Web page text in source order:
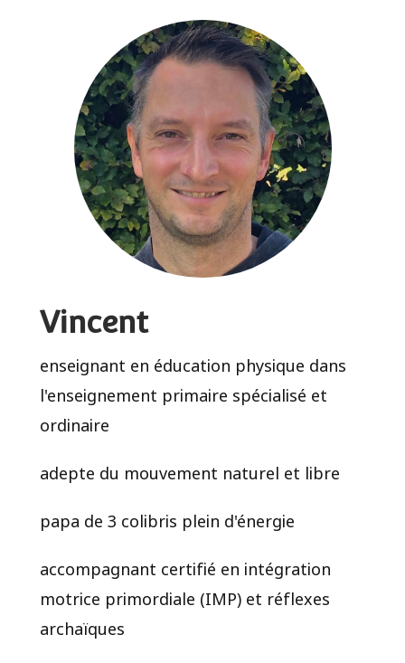
Vincent
enseignant en éducation physique dans
l'enseignement primaire spécialisé et
ordinaire
adepte du mouvement naturel et libre
papa de 3 colibris plein d'énergie
accompagnant certifié en intégration
motrice primordiale (IMP) et réflexes
archaïques